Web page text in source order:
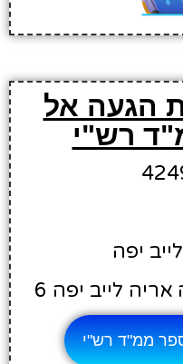
הגעה אל
רש"י
יפה
לייב יפה 6
ממ"ד רש"י